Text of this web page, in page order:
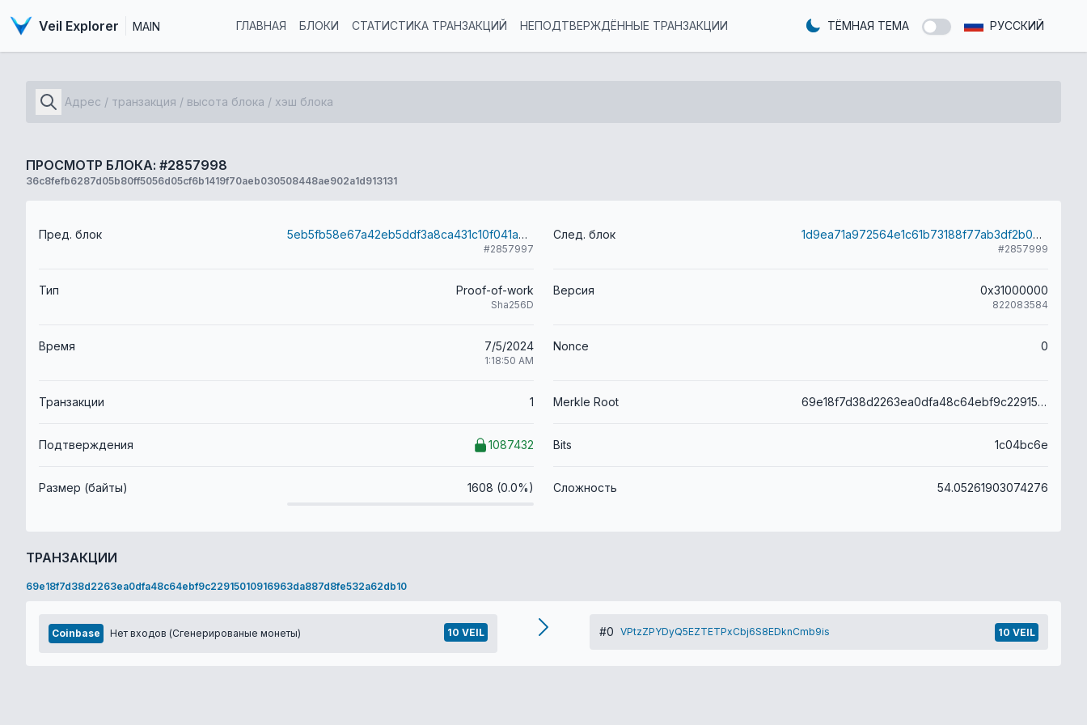
Veil Explorer MAIN ГЛАВНАЯ БЛОКИ СТАТИСТИКА ТРАНЗАКЦИЙ НЕПОДТВЕРЖДЁННЫЕ ТРАНЗАКЦИИ ТЁМНАЯ ТЕМА РУССКИЙ
ПРОСМОТР БЛОКА: #2857998
36c8fefb6287d05b80ff5056d05cf6b1419f70aeb030508448ae902a1d913131
Пред. блок 5eb5fb58e67a42eb5ddf3a8ca431c10f041aeb889a7412de143dd40cd3082c47
#2857997
След. блок 1d9ea71a972564e1c61b73188f77ab3df2b0bd9d36df4df10e6d43893443ceef
#2857999
Тип Proof-of-work
Sha256D
Версия 0x31000000
822083584
Время 7/5/2024
1:18:50 AM
Nonce 0
Транзакции 1 Merkle Root 69e18f7d38d2263ea0dfa48c64ebf9c22915010916963da887d8fe532a62db10
Подтверждения 1087432 Bits 1c04bc6e
Размер (байты) 1608 (0.0%) Сложность 54.05261903074276
ТРАНЗАКЦИИ
69e18f7d38d2263ea0dfa48c64ebf9c22915010916963da887d8fe532a62db10
Coinbase Нет входов (Сгенерированые монеты) 10 VEIL #0 VPtzZPYDyQ5EZTETPxCbj6S8EDknCmb9is 10 VEIL